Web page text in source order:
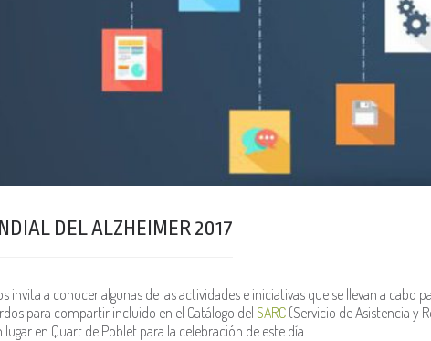
DEL ALZHEIMER 2017
invita a conocer algunas de las actividades e iniciativas que se llevan a
para compartir incluido en el Catálogo del SARC (Servicio de Asistencia y
en Quart de Poblet para la celebración de este día.